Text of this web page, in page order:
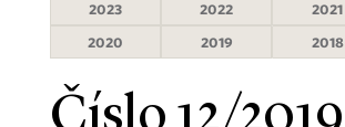
2023
2022
2021
2020
2019 2018